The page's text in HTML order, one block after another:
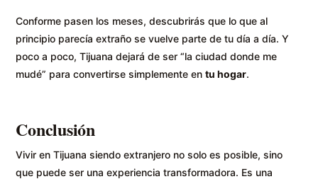
Conforme pasen los meses, descubrirás que lo que al
principio parecía extraño se vuelve parte de tu día a día. Y
poco a poco, Tijuana dejará de ser “la ciudad donde me
mudé” para convertirse simplemente entu hogar.
Conclusión
Vivir en Tijuana siendo extranjero no solo es posible, sino
que puede ser una experiencia transformadora. Es una